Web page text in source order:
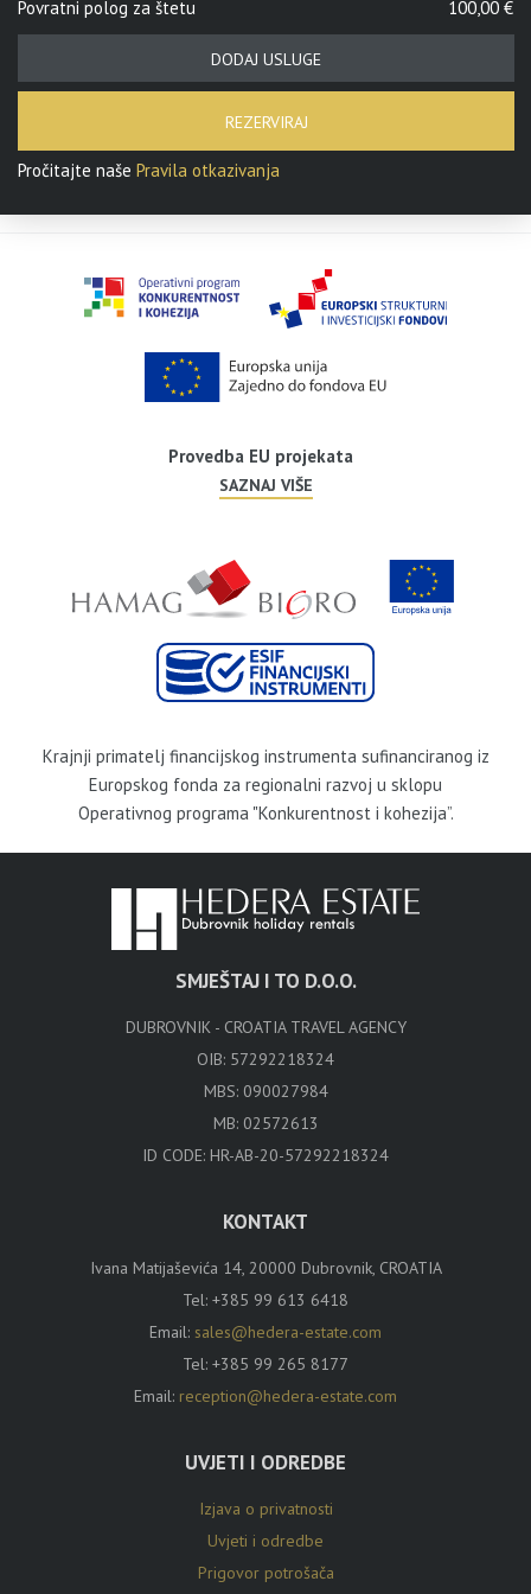
Povratni polog za štetu
100,00 €
DODAJ USLUGE
REZERVIRAJ
Pročitajte naše Pravila otkazivanja
Provedba EU projekata
SAZNAJ VIŠE
Krajnji primatelj financijskog instrumenta sufinanciranog iz
Europskog fonda za regionalni razvoj u sklopu
Operativnog programa "Konkurentnost i kohezija”.
SMJEŠTAJ I TO D.O.O.
DUBROVNIK - CROATIA TRAVEL AGENCY
OIB: 57292218324
MBS: 090027984
MB: 02572613
ID CODE: HR-AB-20-57292218324
KONTAKT
Ivana Matijaševića 14, 20000 Dubrovnik, CROATIA
Tel: +385 99 613 6418
Email: sales@hedera-estate.com
Tel: +385 99 265 8177
Email: reception@hedera-estate.com
UVJETI I ODREDBE
Izjava o privatnosti
Uvjeti i odredbe
Prigovor potrošača